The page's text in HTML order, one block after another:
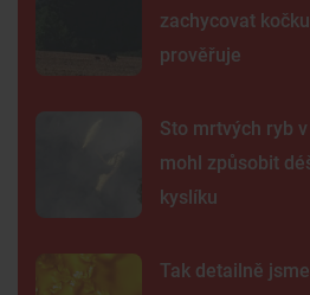
zachycovat
prověřuje
Sto mrtvých ryb
mohl způsobit
kyslíku
Tak detailně